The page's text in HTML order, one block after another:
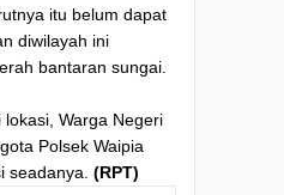
itu belum dapat
diwilayah ini
bantaran sungai.
Warga Negeri
Polsek Waipia
seadanya. (RPT)